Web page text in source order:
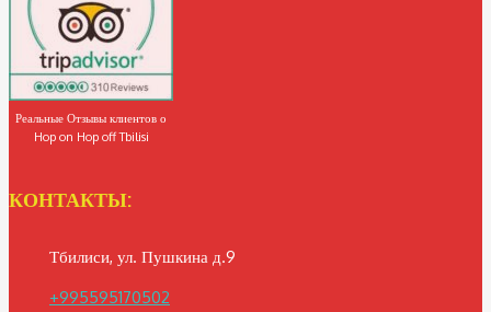
Реальные Отзывы клиентов о
Hop on Hop off Tbilisi
КОНТАКТЫ:
Тбилиси, ул. Пушкина д.9
+995595170502